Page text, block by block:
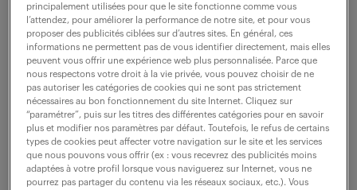
Rattaché à la Direction Commerciale, vous êtes
garant de la faisabilité technique et de la rentabilité
des dossiers de fabrication. 1. Étude technique et
devis : - Analyser les cahiers des...
voir l'offre
principalement utilisées pour que le site fonctionne comme vous
l’attendez, pour améliorer la performance de notre site, et pour vous
proposer des publicités ciblées sur d’autres sites. En général, ces
informations ne permettent pas de vous identifier directement, mais elles
peuvent vous offrir une expérience web plus personnalisée. Parce que
nous respectons votre droit à la vie privée, vous pouvez choisir de ne
pas autoriser les catégories de cookies qui ne sont pas strictement
nécessaires au bon fonctionnement du site Internet. Cliquez sur
“paramétrer”, puis sur les titres des différentes catégories pour en savoir
plus et modifier nos paramètres par défaut. Toutefois, le refus de certains
types de cookies peut affecter votre navigation sur le site et les services
que nous pouvons vous offrir (ex : vous recevrez des publicités moins
adaptées à votre profil lorsque vous naviguerez sur Internet, vous ne
pourrez pas partager du contenu via les réseaux sociaux, etc.). Vous